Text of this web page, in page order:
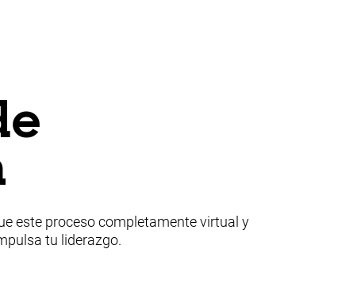
este proceso completamente virtual y
tu liderazgo.